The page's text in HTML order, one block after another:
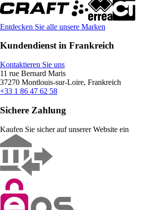
Entdecken Sie alle unsere Marken
Kundendienst in Frankreich
Kontaktieren Sie uns
11 rue Bernard Maris
37270 Montlouis-sur-Loire, Frankreich
+33 1 86 47 62 58
Sichere Zahlung
Kaufen Sie sicher auf unserer Website ein